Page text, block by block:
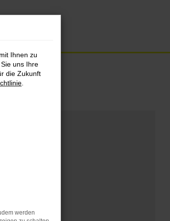
Ihnen zu
uns Ihre
die Zukunft
werden